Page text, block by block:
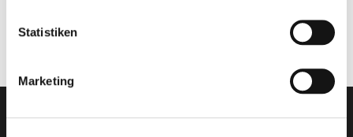
Statistiken
Marketing